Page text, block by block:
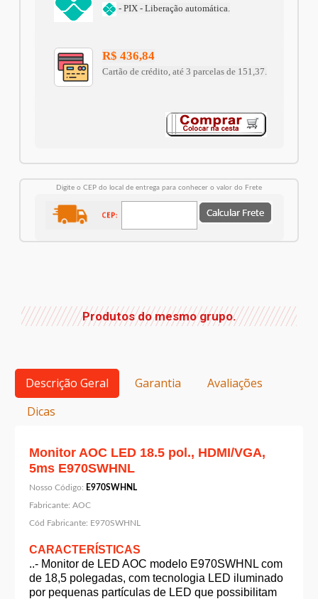
- PIX - Liberação automática.
R$ 436,84
Cartão de crédito, até 3 parcelas de 151,37.
Digite o CEP do local de entrega para conhecer o valor do Frete
Produtos do mesmo grupo.
Descrição Geral Garantia
Avaliações
Dicas
Monitor AOC LED 18.5 pol., HDMI/VGA,
5ms E970SWHNL
Nosso Código: E970SWHNL
Fabricante: AOC
Cód Fabricante: E970SWHNL
CARACTERÍSTICAS
..- Monitor de LED AOC modelo E970SWHNL com
de 18,5 polegadas, com tecnologia LED iluminado
por pequenas partículas de LED que possibilitam